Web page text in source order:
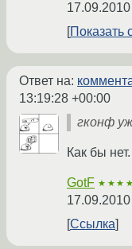
Показать
Ответ на:
13:19:28 +00:00
гконф
Как бы нет.
GotF
Ссылка